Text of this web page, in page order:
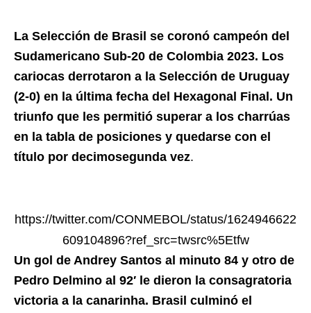
La Selección de Brasil se coronó campeón del
Sudamericano Sub-20 de Colombia 2023. Los
cariocas derrotaron a la Selección de Uruguay
(2-0) en la última fecha del Hexagonal Final. Un
triunfo que les permitió superar a los charrúas
en la tabla de posiciones y quedarse con el
título por decimosegunda vez.
https://twitter.com/CONMEBOL/status/1624946622
609104896?ref_src=twsrc%5Etfw
Un gol de Andrey Santos al minuto 84 y otro de
Pedro Delmino al 92′ le dieron la consagratoria
victoria a la canarinha. Brasil culminó el